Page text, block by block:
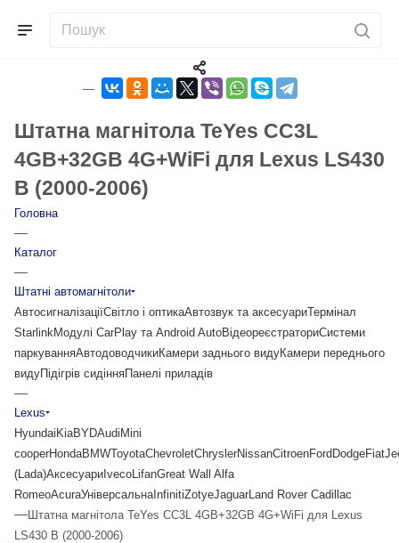
Штатна магнітола TeYes CC3L
4GB+32GB 4G+WiFi для Lexus LS430
B (2000-2006)
Головна
—
Каталог
—
Штатні автомагнітоли
АвтосигналізаціїСвітло і оптикаАвтозвук та аксесуариТермінал
StarlinkМодулі CarPlay та Android AutoВідеореєстраториСистеми
паркуванняАвтодоводчикиКамери заднього видуКамери переднього
видуПідігрів сидінняПанелі приладів
—
Lexus
Hyundai KiaBYDAudi Mini
cooperHondaBMWToyotaChevroletChryslerNissanCitroenFord DodgeFiat
(Lada)Аксесуари IvecoLifanGreat Wall Alfa
RomeoAcuraУніверсальнаInfinitiZotyeJaguarLand Rover Cadillac
—Штатна магнітола TeYes CC3L 4GB+32GB 4G+WiFi для Lexus
LS430 B (2000-2006)